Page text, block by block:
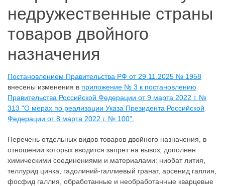
недружественные страны
товаров двойного
назначения
Постановлением Правительства РФ от 29.11.2025 № 1958
внесены изменения в приложение № 3 к постановлению
Правительства Российской Федерации от 9 марта 2022 г. №
313 "О мерах по реализации Указа Президента Российской
Федерации от 8 марта 2022 г. № 100".
Перечень отдельных видов товаров двойного назначения, в
отношении которых вводится запрет на вывоз, дополнен
химическими соединениями и материалами: ниобат лития,
теллурид цинка, гадолиний-галлиевый гранат, арсенид галлия,
фосфид галлия, обработанные и необработанные кварцевые